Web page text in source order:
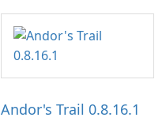
Andor's Trail 0.8.16.1